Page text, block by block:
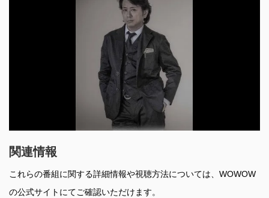
関連情報
これらの番組に関する詳細情報や視聴方法については、WOWOW
の公式サイトにてご確認いただけます。